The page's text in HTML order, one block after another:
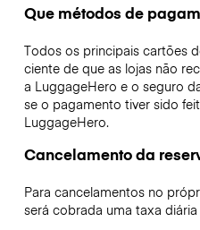
Que métodos de
Todos os principais cartões
ciente de que as lojas não
a LuggageHero e o seguro
se o pagamento tiver sido
LuggageHero.
Cancelamento da
Para cancelamentos no
será cobrada uma taxa